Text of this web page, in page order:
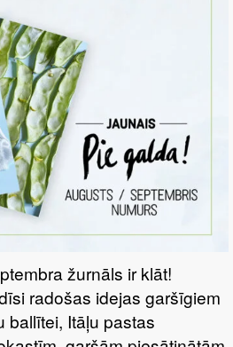
žurnāls ir klāt!
radošas idejas garšīgiem
ballītei, Itāļu pastas